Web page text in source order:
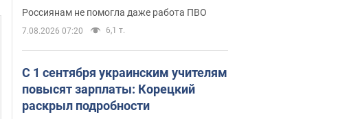
Россиянам не помогла даже работа ПВО
7.08.2026 07:20 6,1 т.
С 1 сентября украинским учителям
повысят зарплаты: Корецкий
раскрыл подробности